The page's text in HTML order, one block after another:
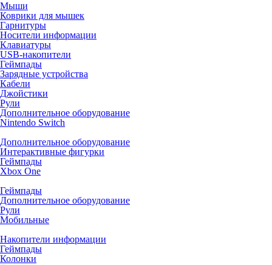
Мыши
Коврики для мышек
Гарнитуры
Носители информации
Клавиатуры
USB-накопители
Геймпады
Зарядные устройства
Кабели
Джойстики
Рули
Дополнительное оборудование
Nintendo Switch
Дополнительное оборудование
Интерактивные фигурки
Геймпады
Xbox One
Геймпады
Дополнительное оборудование
Рули
Мобильные
Накопители информации
Геймпады
Колонки